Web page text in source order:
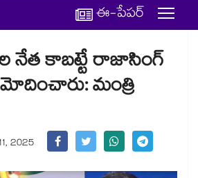
ఈ-పేపర్
నేత కాబట్టే రాజాసింగ్
మంత్రి
2025